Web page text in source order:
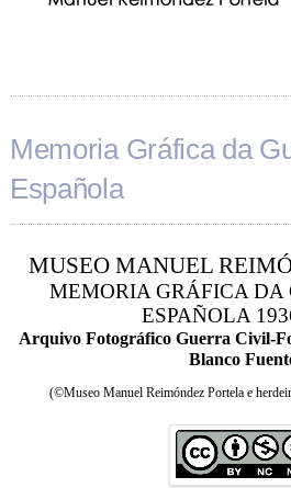
Memoria Gráfica da
Española
MUSEO MANUEL
MEMORIA GRÁFICA DA
ESPAÑOLA
Arquivo Fotográfico Guerra Civil-
Blanco
(©Museo Manuel Reimóndez Portela e